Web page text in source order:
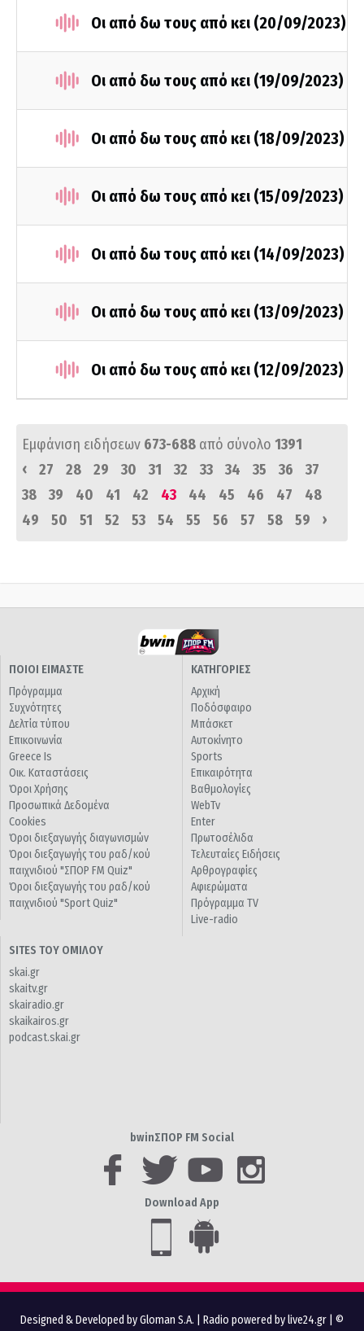
Οι από δω τους από κει (20/09/2023)
Οι από δω τους από κει (19/09/2023)
Οι από δω τους από κει (18/09/2023)
Οι από δω τους από κει (15/09/2023)
Οι από δω τους από κει (14/09/2023)
Οι από δω τους από κει (13/09/2023)
Οι από δω τους από κει (12/09/2023)
Εμφάνιση ειδήσεων 673-688 από σύνολο 1391
‹
27 28 29 30 31 32 33 34 35 36
37
38
39 40 41 42 43 44 45 46 47
48
49
50 51 52 53 54 55 56 57 58 59 ›
ΠΟΙΟΙ ΕΙΜΑΣΤΕ
Πρόγραμμα
Συχνότητες
Δελτία τύπου
Επικοινωνία
Greece Is
Οικ. Καταστάσεις
Όροι Χρήσης
Προσωπικά Δεδομένα
Cookies
Όροι διεξαγωγής διαγωνισμών
Όροι διεξαγωγής του ραδ/κού
παιχνιδιού "ΣΠΟΡ FM Quiz"
Όροι διεξαγωγής του ραδ/κού
παιχνιδιού "Sport Quiz"
ΚΑΤΗΓΟΡΙΕΣ
Αρχική
Ποδόσφαιρο
Μπάσκετ
Αυτοκίνητο
Sports
Επικαιρότητα
Βαθμολογίες
WebTv
Enter
Πρωτοσέλιδα
Τελευταίες Ειδήσεις
Αρθρογραφίες
Αφιερώματα
Πρόγραμμα TV
Live-radio
SITES ΤΟΥ ΟΜΙΛΟΥ
skai.gr
skaitv.gr
skairadio.gr
skaikairos.gr
podcast.skai.gr
bwinΣΠΟΡ FM Social
Download App
Designed & Developed by Gloman S.A. Radio powered by live24.gr | ©